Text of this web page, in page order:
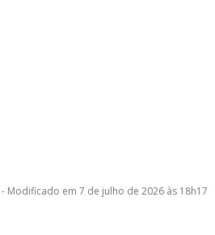
- Modificado em 7 de julho de 2026 às 18h17